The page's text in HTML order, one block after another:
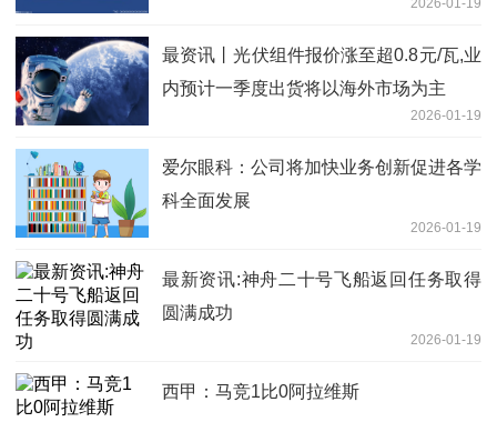
最资讯丨光伏组件报价涨至超0.8元/瓦,业
内预计一季度出货将以海外市场为主
2026-01-19
爱尔眼科：公司将加快业务创新促进各学
科全面发展
2026-01-19
最新资讯:神舟二十号飞船返回任务取得
圆满成功
2026-01-19
西甲：马竞1比0阿拉维斯